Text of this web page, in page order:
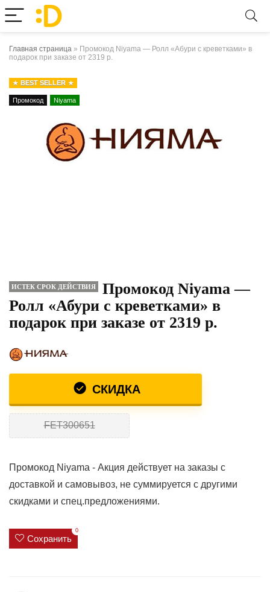
Главная страница » Промокод Niyama — Ролл «Абури с креветками» в
подарок при заказе от 2319 р.
BEST SELLER
Промокод Niyama
ИСТЕК СРОК ДЕЙСТВИЯ
Промокод Niyama —
Ролл «Абури с креветками» в
подарок при заказе от 2319 р.
СКИДКА
FET300651
Промокод Niyama - Акция действует на заказы с
доставкой и самовывоз, не суммируется с другими
скидками и спец.предложениями.
Сохранить
0